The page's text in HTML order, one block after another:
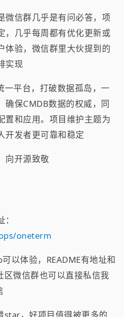
微信群几乎是有问必答，项
，几乎每周都有优化更新或
体验，微信群里大伙提到的
实现
一平台，打破数据孤岛，一
确保CMDB数据的权威，同
置和应用。项目维护主题为
开发者更可靠和稳定
向开源致敬
oneterm
以体验，README有地址和
微信群也可以直接私信我
star，好项目值得被更多的